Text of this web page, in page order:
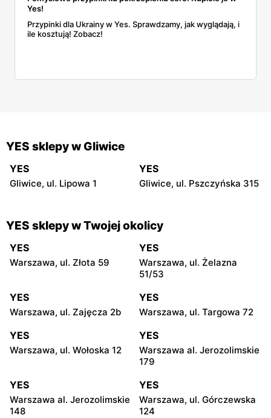
Yes!
Przypinki dla Ukrainy w Yes. Sprawdzamy, jak wyglądają, i
ile kosztują! Zobacz!
YES sklepy w Gliwice
YES
Gliwice, ul. Lipowa 1
YES
Gliwice, ul. Pszczyńska 315
YES sklepy w Twojej okolicy
YES
Warszawa, ul. Złota 59
YES
Warszawa, ul. Żelazna
51/53
YES
Warszawa, ul. Zajęcza 2b
YES
Warszawa, ul. Targowa 72
YES
Warszawa, ul. Wołoska 12
YES
Warszawa al. Jerozolimskie
179
YES
Warszawa al. Jerozolimskie
148
YES
Warszawa, ul. Górczewska
124